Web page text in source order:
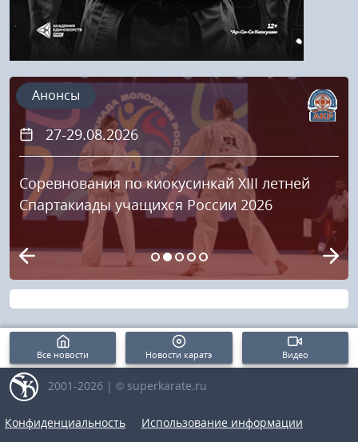
20.09.2026
Кубок «Храброе сердце 2026»
Анонсы
Все новости Новости каратэ Видео
2001-2026 | © superkarate.ru
Конфиденциальность
Использование информации